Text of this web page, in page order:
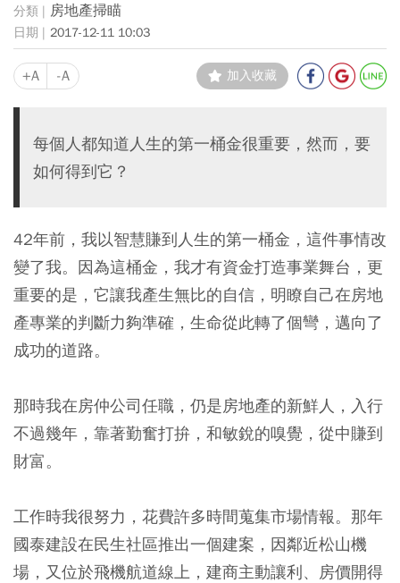
房地產掃瞄
2017-12-11 10:03
+A -A 加入收藏
每個人都知道人生的第一桶金很重要，然而，要
如何得到它？
42年前，我以智慧賺到人生的第一桶金，這件事情改
變了我。因為這桶金，我才有資金打造事業舞台，更
重要的是，它讓我產生無比的自信，明瞭自己在房地
產專業的判斷力夠準確，生命從此轉了個彎，邁向了
成功的道路。
那時我在房仲公司任職，仍是房地產的新鮮人，入行
不過幾年，靠著勤奮打拚，和敏銳的嗅覺，從中賺到
財富。
工作時我很努力，花費許多時間蒐集市場情報。那年
國泰建設在民生社區推出一個建案，因鄰近松山機
場，又位於飛機航道線上，建商主動讓利、房價開得